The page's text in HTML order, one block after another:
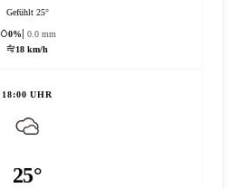
Gefühlt 25°
0%
0.0 mm
18 km/h
18:00 UHR
25°